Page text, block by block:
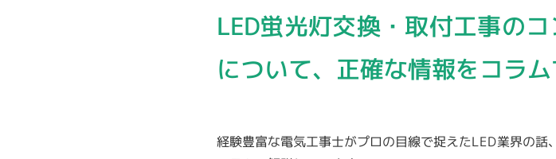
LED蛍光灯交換・取付工事の
について、正確な情報をコラム
経験豊富な電気工事士がプロの目線で捉えたLED業界の